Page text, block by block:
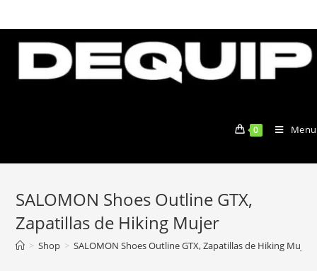
to
content
0 Menu
SALOMON Shoes Outline GTX,
Zapatillas de Hiking Mujer
> Shop > SALOMON Shoes Outline GTX, Zapatillas de Hiking Mujer